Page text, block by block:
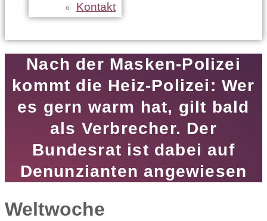
Kontakt
Nach der Masken-Polizei
kommt die Heiz-Polizei: Wer
es gern warm hat, gilt bald
als Verbrecher. Der
Bundesrat ist dabei auf
Denunzianten angewiesen
Weltwoche